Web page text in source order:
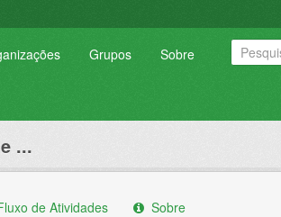
Grupos Sobre
...
de Atividades Sobre